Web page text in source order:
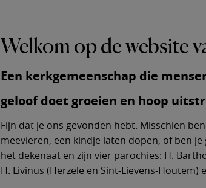
Welkom op de website
Een kerkgemeenschap die
geloof doet groeien en hoop
Fijn dat je ons gevonden hebt. Misschien
meevieren, een kindje laten dopen, of ben
het dekenaat en zijn vier parochies: H.
H. Livinus (Herzele en Sint-Lievens-Houtem)